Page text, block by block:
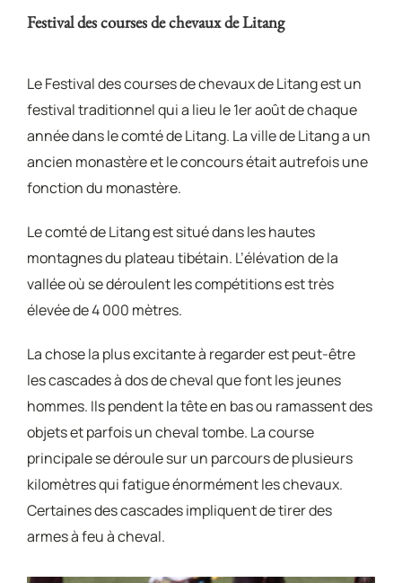
Festival des courses de chevaux de Litang
Le Festival des courses de chevaux de Litang est un
festival traditionnel qui a lieu le 1er août de chaque
année dans le comté de Litang. La ville de Litang a un
ancien monastère et le concours était autrefois une
fonction du monastère.
Le comté de Litang est situé dans les hautes
montagnes du plateau tibétain. L’élévation de la
vallée où se déroulent les compétitions est très
élevée de 4 000 mètres.
La chose la plus excitante à regarder est peut-être
les cascades à dos de cheval que font les jeunes
hommes. Ils pendent la tête en bas ou ramassent des
objets et parfois un cheval tombe. La course
principale se déroule sur un parcours de plusieurs
kilomètres qui fatigue énormément les chevaux.
Certaines des cascades impliquent de tirer des
armes à feu à cheval.